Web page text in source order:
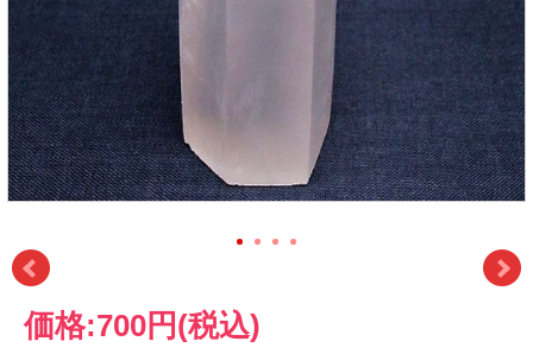
価格:700円 (税込)